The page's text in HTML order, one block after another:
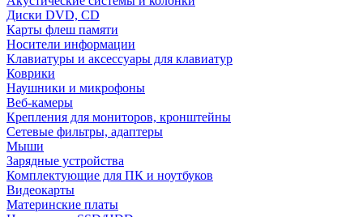
Диски DVD, CD
Карты флеш памяти
Носители информации
Клавиатуры и аксессуары для клавиатур
Коврики
Наушники и микрофоны
Веб-камеры
Крепления для мониторов, кронштейны
Сетевые фильтры, адаптеры
Мыши
Зарядные устройства
Комплектующие для ПК и ноутбуков
Видеокарты
Материнские платы